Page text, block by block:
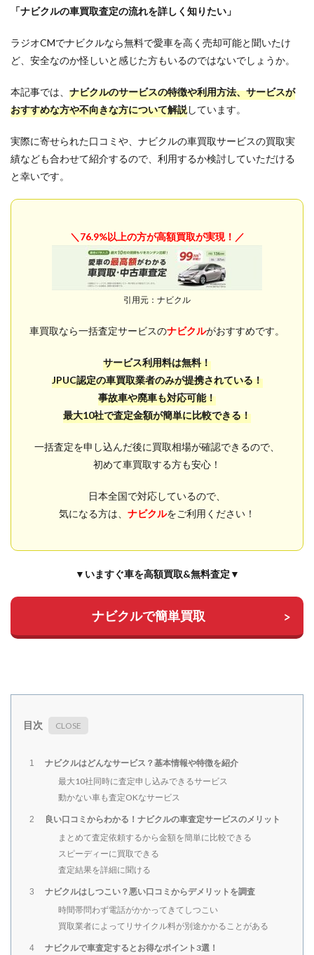
「ナビクルの車買取査定の流れを詳しく知りたい」
ラジオCMでナビクルなら無料で愛車を高く売却可能と聞いたけ
ど、安全なのか怪しいと感じた方もいるのではないでしょうか。
本記事では、 ナビクルのサービスの特徴や利用方法、サービスが
おすすめな方や不向きな方について解説しています。
実際に寄せられた口コミや、ナビクルの車買取サービスの買取実
績なども合わせて紹介するので、利用するか検討していただける
と幸いです。
＼76.9%以上の方が高額買取が実現！／
引用元：ナビクル
車買取なら一括査定サービスのナビクルがおすすめです。
サービス利用料は無料！
JPUC認定の車買取業者のみが提携されている！
事故車や廃車も対応可能！
最大10社で査定金額が簡単に比較できる！
一括査定を申し込んだ後に買取相場が確認できるので、
初めて車買取する方も安心！
日本全国で対応しているので、
気になる方は、 ナビクルをご利用ください！
▼いますぐ車を高額買取&無料査定▼
ナビクルで簡単買取
目次
1
ナビクルはどんなサービス？基本情報や特徴を紹介
最大10社同時に査定申し込みできるサービス
動かない車も査定OKなサービス
2
良い口コミからわかる！ナビクルの車査定サービスのメリット
まとめて査定依頼するから金額を簡単に比較できる
スピーディーに買取できる
査定結果を詳細に聞ける
3
ナビクルはしつこい？悪い口コミからデメリットを調査
時間帯問わず電話がかかってきてしつこい
買取業者によってリサイクル料が別途かかることがある
4
ナビクルで車査定するとお得なポイント3選！